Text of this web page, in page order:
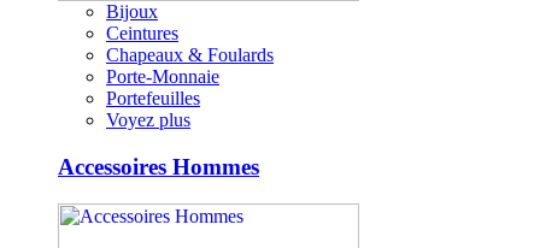
Bijoux
Ceintures
Chapeaux & Foulards
Porte-Monnaie
Portefeuilles
Voyez plus
Accessoires Hommes